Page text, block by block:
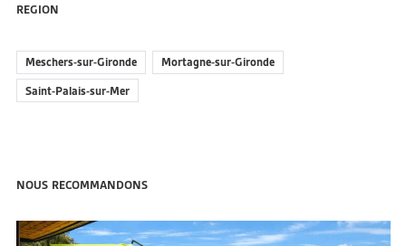
REGION
Meschers-sur-Gironde
Mortagne-sur-Gironde
Saint-Palais-sur-Mer
NOUS RECOMMANDONS